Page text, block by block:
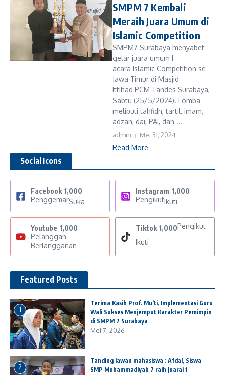
SMPM 7 Kembali
Meraih Juara Umum di
Islamic Competition
SMPM7 Surabaya menyabet
gelar juara umum I
acara Islamic Competition se
Jawa Timur di Masjid
Ittihad PCM Tandes Surabaya,
Sabtu (25/5/2024). Lomba
meliputi tahfidh, tartil, imam,
adzan, dai, PAI, dan ...
admin Mei 31, 2024
Read More
Social Icons
Facebook 1,000
PenggemarSuka
Instagram 1,000
PengikutIkuti
Youtube 1,000
Pelanggan
Berlangganan
Tiktok 1,000Pengikut
Ikuti
Featured Posts
1
Terima Kasih Prof. Mu’ti, Implementasi Guru
Wali Sukses Menjemput Karakter Pemimpin
di SMPM 7 Surabaya
Mei 7, 2026
2
Tanding lawan mahasiswa : Afdal, Siswa
SMP Muhammadiyah 7 raih Juarai 1